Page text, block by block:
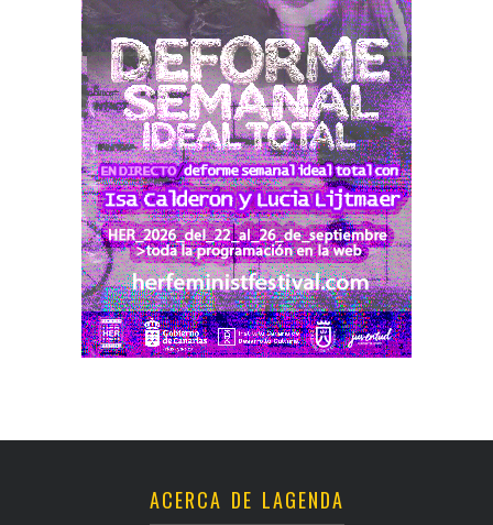
ACERCA DE LAGENDA